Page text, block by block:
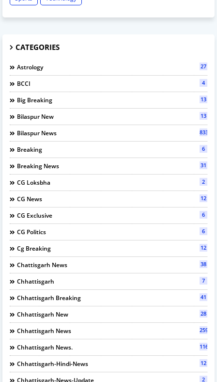
CATEGORIES
Astrology 27
BCCI 4
Big Breaking 13
Bilaspur New 13
Bilaspur News 833
Breaking 6
Breaking News 31
CG Loksbha 2
CG News 12
CG Exclusive 6
CG Politics 6
Cg Breaking 12
Chattisgarh News 38
Chhattisgarh 7
Chhattisgarh Breaking 41
Chhattisgarh New 28
Chhattisgarh News 2595
Chhattisgarh News. 116
Chhattisgarh-Hindi-News 12
Chhattisgarh-News-Update 2